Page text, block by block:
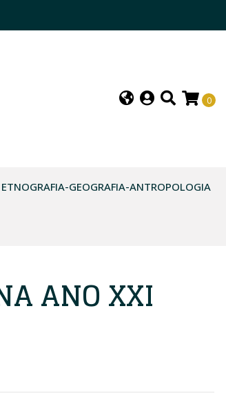
0
ETNOGRAFIA-GEOGRAFIA-ANTROPOLOGIA
ANO XXI